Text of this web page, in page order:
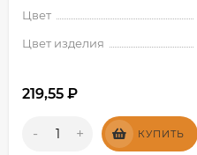
Цвет
Цвет изделия
219,55 ₽
- + КУПИТЬ